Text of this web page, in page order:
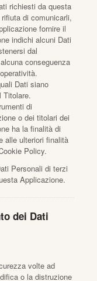
richiesti da questa
di comunicarli,
fornire il
indichi alcuni Dati
dal
conseguenza
Dati siano
Titolare.
di
o dei titolari dei
ha la finalità di
alle ulteriori finalità
Policy.
Personali di terzi
Applicazione.
dei Dati
volte ad
o la distruzione